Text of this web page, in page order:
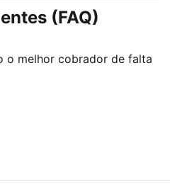
(FAQ)
o melhor cobrador de falta